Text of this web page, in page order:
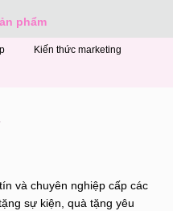
phẩm
Kiến thức marketing
và chuyên nghiệp cấp các
sự kiện, quà tặng yêu